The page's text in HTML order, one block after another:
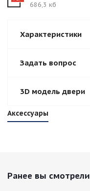
686,3 кб
Характеристики
Задать вопрос
3D модель двери
Аксессуары
Ранее вы смотрели